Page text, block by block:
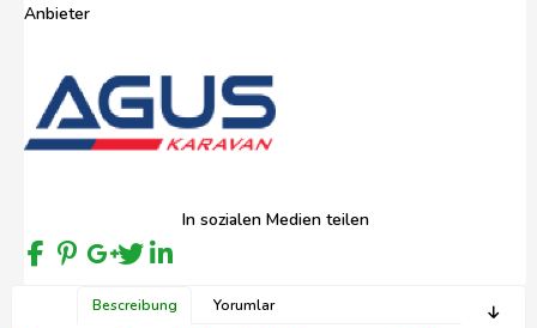
Anbieter
In sozialen Medien teilen
Bescreibung Yorumlar